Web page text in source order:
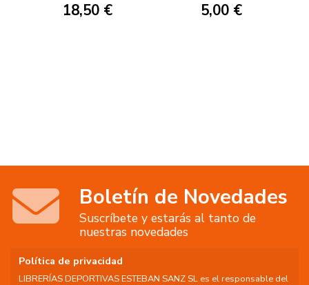
18,50 € 5,00 €
Boletín de Novedades
Suscríbete y estarás al tanto de
nuestras novedades
Política de privacidad
LIBRERÍAS DEPORTIVAS ESTEBAN SANZ SL es el responsable del